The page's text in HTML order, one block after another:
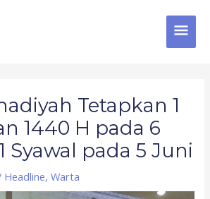
Tetapkan 1
1440 H pada 6
Syawal pada 5 Juni
Headline,Warta